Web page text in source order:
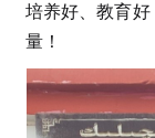
培养好、教育
量！